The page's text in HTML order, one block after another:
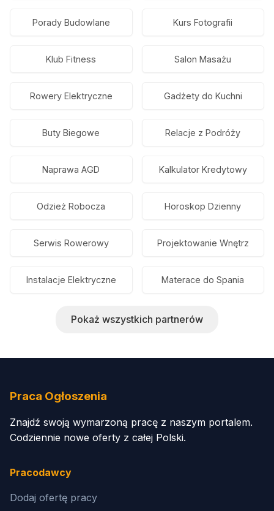
Porady Budowlane Kurs Fotografii
Klub Fitness Salon Masażu
Rowery Elektryczne Gadżety do Kuchni
Buty Biegowe Relacje z Podróży
Naprawa AGD Kalkulator Kredytowy
Odzież Robocza Horoskop Dzienny
Serwis Rowerowy Projektowanie Wnętrz
Instalacje Elektryczne Materace do Spania
Pokaż wszystkich partnerów
Praca Ogłoszenia
Znajdź swoją wymarzoną pracę z naszym portalem.
Codziennie nowe oferty z całej Polski.
Pracodawcy
Dodaj ofertę pracy